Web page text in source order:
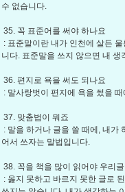
수 없습니다.
35. 꼭 표준어를 써야 하나요
: 표준말이란 내가 인천에 살든
니다. 표준말을 쓰지 않으면 내
36. 편지로 욕을 써도 되나요
: 말사랑벗이 편지에 욕을 썼을
37. 맞춤법이 뭐죠
: 말을 하거나 글을 쓸 때에, 내가
어서 쓰자는 말법입니다.
38. 꼭을 책을 많이 읽어야 우리
: 옳지 못하고 바르지 못한 글로